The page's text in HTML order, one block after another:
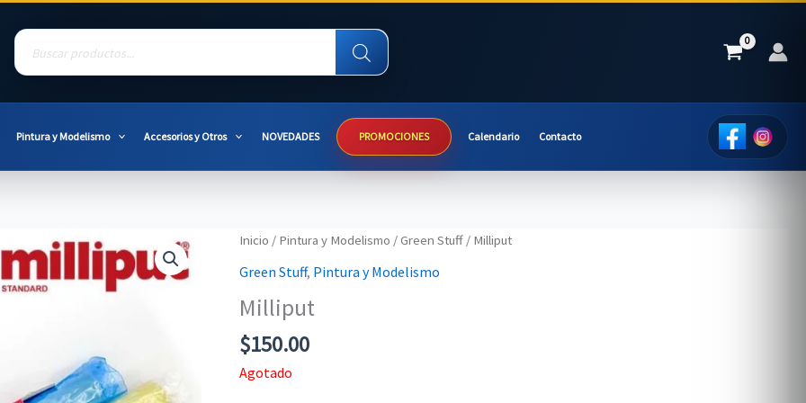
Products
search
Pintura y Modelismo Accesorios y Otros NOVEDADES PROMOCIONES Calendario Contacto
Inicio / Pintura y Modelismo /Green Stuff/ Milliput
Green Stuff, Pintura y Modelismo
Milliput
$150.00
Agotado